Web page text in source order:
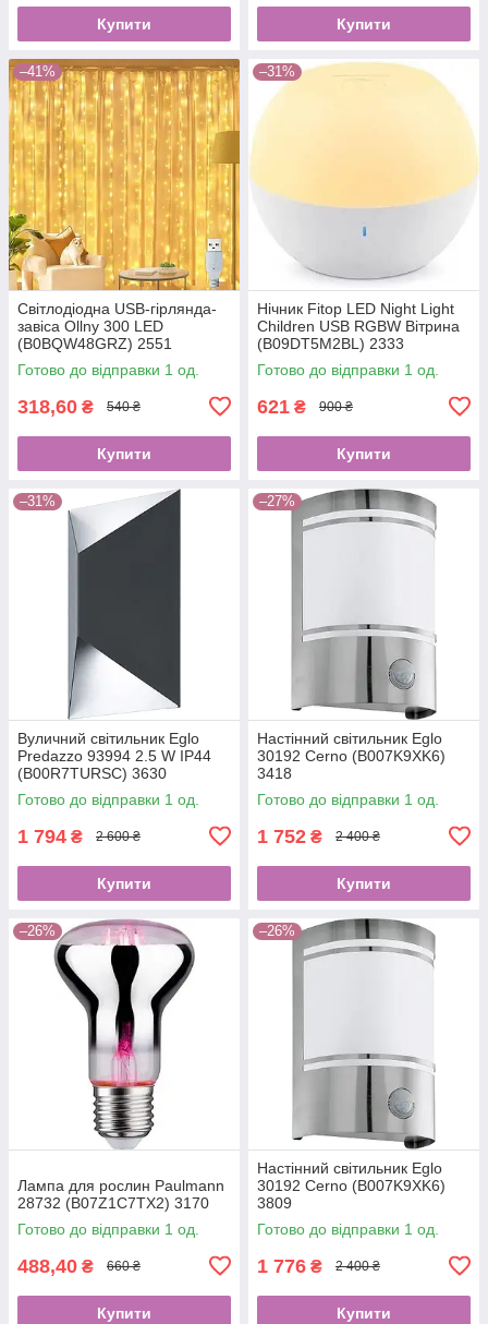
Купити Купити
–41%
Світлодіодна USB-гірлянда-
завіса Ollny 300 LED
(B0BQW48GRZ) 2551
Готово до відправки 1 од.
318,60 ₴ 540 ₴
Купити
–31%
Нічник Fitop LED Night Light
Children USB RGBW Вітрина
(B09DT5M2BL) 2333
Готово до відправки 1 од.
621 ₴ 900 ₴
Купити
–31%
Вуличний світильник Eglo
Predazzo 93994 2.5 W IP44
(B00R7TURSC) 3630
Готово до відправки 1 од.
1 794 ₴ 2 600 ₴
Купити
–27%
Настінний світильник Eglo
30192 Cerno (B007K9XK6)
3418
Готово до відправки 1 од.
1 752 ₴ 2 400 ₴
Купити
–26%
Лампа для рослин Paulmann
28732 (B07Z1C7TX2) 3170
Готово до відправки 1 од.
488,40 ₴ 660 ₴
Купити
–26%
Настінний світильник Eglo
30192 Cerno (B007K9XK6)
3809
Готово до відправки 1 од.
1 776 ₴ 2 400 ₴
Купити